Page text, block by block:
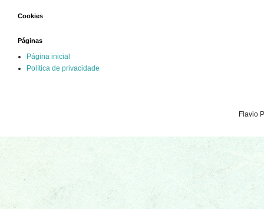
Cookies
Páginas
Página inicial
Política de privacidade
Flavio